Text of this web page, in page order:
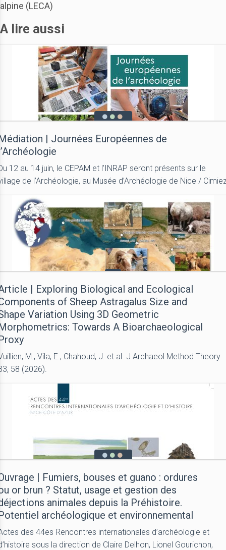
alpine (LECA)
A lire aussi
| Journées Européennes de
12 au 14 juin, le CEPAM et l’INRAP seront présents sur le
de l’Archéologie, au Musée d’Archéologie de Nice /
| Exploring Biological and Ecological
of Sheep Astragalus Size and
Variation Using 3D Geometric
Towards A Bioarchaeological
M., Vila, E., Chahoud, J. et al. J Archaeol Method Theory
58 (2026).
| Fumiers, bouses et guano : ordures
or brun ? Statut, usage et gestion des
animales depuis la Préhistoire.
archéologique et environnemental
des 44es Rencontres internationales d’archéologie et
sous la direction de Claire Delhon, Lionel Gourichon,